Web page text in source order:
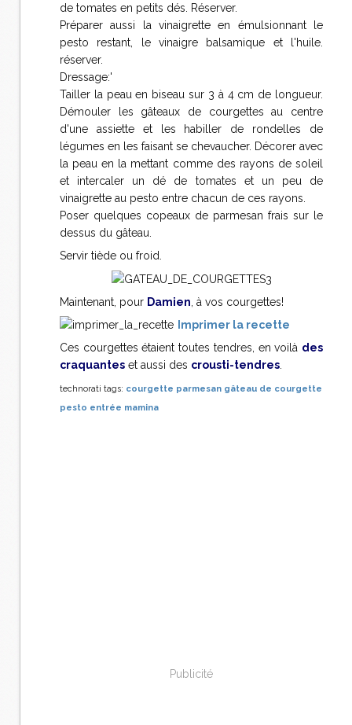
de tomates en petits dés. Réserver.
Préparer aussi la vinaigrette en émulsionnant le
pesto restant, le vinaigre balsamique et l'huile.
réserver.
Dressage:'
Tailler la peau en biseau sur 3 à 4 cm de longueur.
Démouler les gâteaux de courgettes au centre
d'une assiette et les habiller de rondelles de
légumes en les faisant se chevaucher. Décorer avec
la peau en la mettant comme des rayons de soleil
et intercaler un dé de tomates et un peu de
vinaigrette au pesto entre chacun de ces rayons.
Poser quelques copeaux de parmesan frais sur le
dessus du gâteau.
Servir tiède ou froid.
Maintenant, pour Damien , à vos courgettes!
Imprimer la recette
Ces courgettes étaient toutes tendres, en voilà des
craquantes et aussi des crousti-tendres
technorati tags: courgette parmesan gâteau de courgette
pesto entrée mamina
Publicité